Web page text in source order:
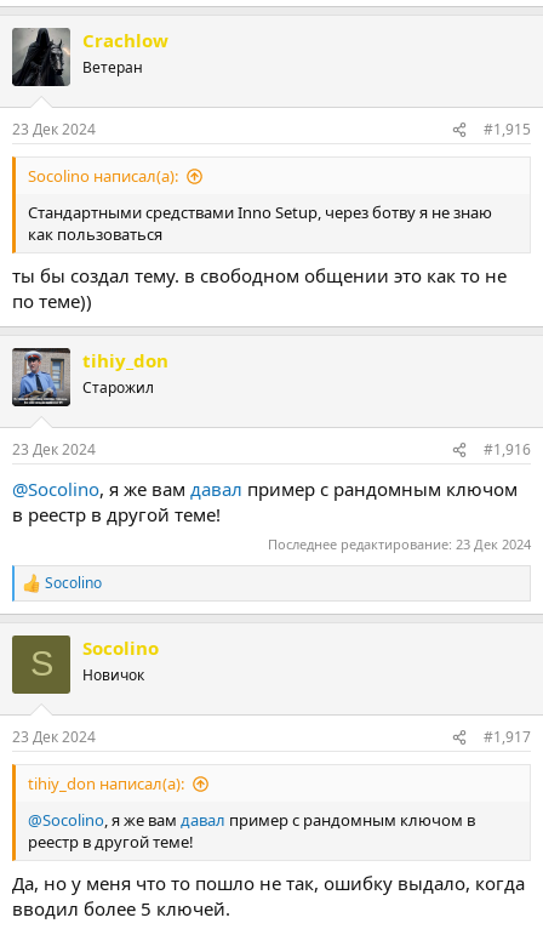
Crachlow
Ветеран
23 Дек 2024 #1,915
Socolino написал(а):
Стандартными средствами Inno Setup, через ботву я не знаю
как пользоваться
ты бы создал тему. в свободном общении это как то не
по теме))
tihiy_don
Старожил
23 Дек 2024 #1,916
@Socolino, я же вам давал пример с рандомным ключом
в реестр в другой теме!
Последнее редактирование: 23 Дек 2024
Р
е
Socolino
S Socolino
Новичок
23 Дек 2024 #1,917
tihiy_don написал(а):
@Socolino, я же вам давал пример с рандомным ключом в
реестр в другой теме!
Да, но у меня что то пошло не так, ошибку выдало, когда
вводил более 5 ключей.